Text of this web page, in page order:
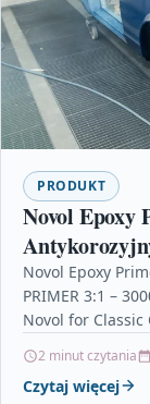
PRODUKT
Novol Epoxy
Novol Epoxy
PRIMER 3:1 –
Novol for Classic
2 minut czytania
Czytaj więcej